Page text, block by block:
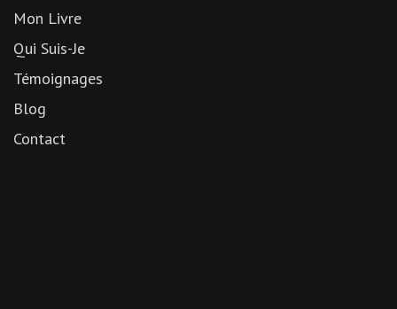
Mon Livre
Qui Suis-Je
Témoignages
Blog
Contact